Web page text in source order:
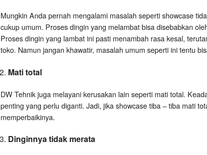
Mungkin Anda pernah mengalami masalah seperti showcase
cukup umum. Proses dingin yang melambat bisa disebabkan
Proses dingin yang lambat ini pasti menambah rasa kesal,
toko. Namun jangan khawatir, masalah umum seperti ini tentu
Mati total
DW Tehnik juga melayani kerusakan lain seperti mati total.
penting yang perlu diganti. Jadi, jika showcase tiba – tiba mati
memperbaikinya.
Dinginnya tidak merata